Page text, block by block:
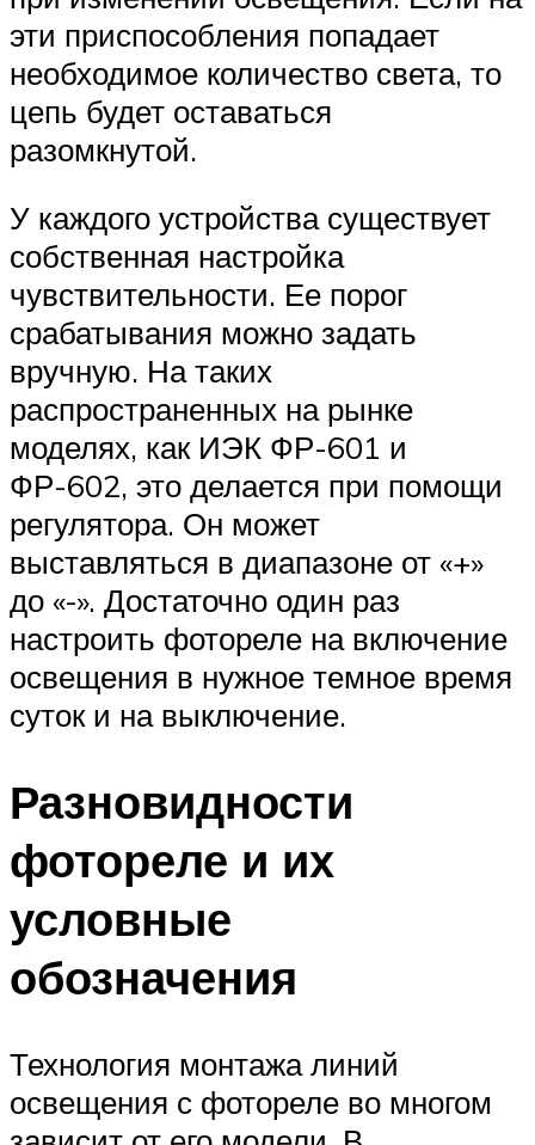
эти приспособления попадает
необходимое количество света, то
цепь будет оставаться
разомкнутой.
У каждого устройства существует
собственная настройка
чувствительности. Ее порог
срабатывания можно задать
вручную. На таких
распространенных на рынке
моделях, как ИЭК ФР-601 и
ФР-602, это делается при помощи
регулятора. Он может
выставляться в диапазоне от «+»
до «-». Достаточно один раз
настроить фотореле на включение
освещения в нужное темное время
суток и на выключение.
Разновидности
фотореле и их
условные
обозначения
Технология монтажа линий
освещения с фотореле во многом